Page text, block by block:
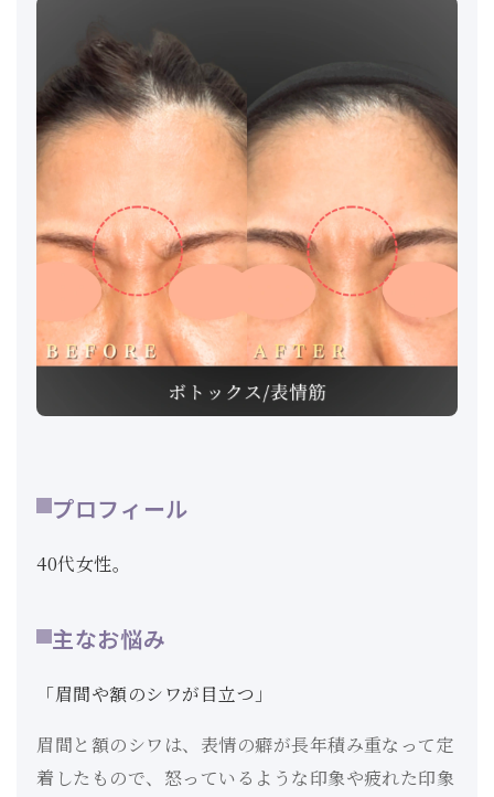
プロフィール
40代女性。
主なお悩み
「眉間や額のシワが目立つ」
眉間と額のシワは、表情の癖が長年積み重なって定
着したもので、怒っているような印象や疲れた印象